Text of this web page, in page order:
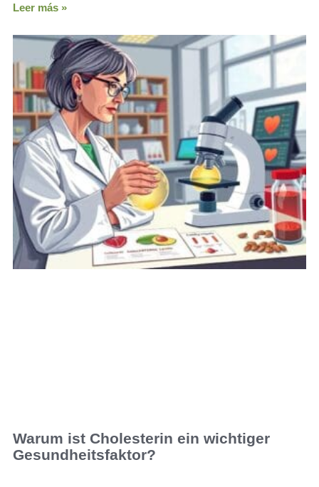
Leer más »
Warum ist Cholesterin ein wichtiger
Gesundheitsfaktor?